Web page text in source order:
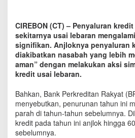
A
k
s
i
S
i
m
a
n
B
e
CIREBON (CT) – Penyaluran
sekitarnya usai lebaran
signifikan. Anjloknya penyaluran
diakibatkan nasabah yang lebih
aman” dengan melakukan aksi
kredit usai lebaran.
Bahkan, Bank Perkreditan Rakyat
menyebutkan, penurunan tahun ini
parah di tahun-tahun sebelumnya.
kredit pada tahun ini anjlok hingga
sebelumnya.